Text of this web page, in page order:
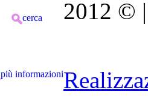
cerca
più informazioni
2012 ©